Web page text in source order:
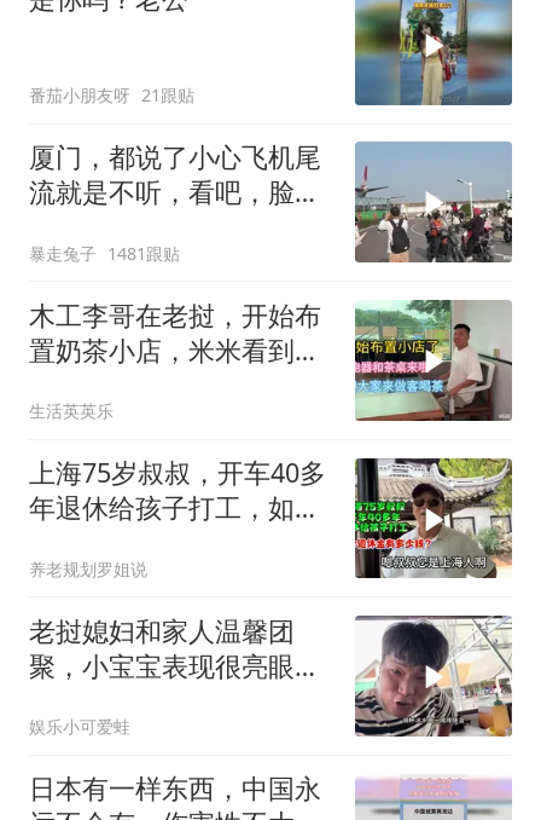
番茄小朋友呀 21跟贴
厦门，都说了小心飞机尾
流就是不听，看吧，脸都
暴走兔子 1481跟贴
木工李哥在老挝，开始布
置奶茶小店，米米看到会
生活英英乐
上海75岁叔叔，开车40多
年退休给孩子打工，如今
养老规划罗姐说
老挝媳妇和家人温馨团
聚，小宝宝表现很亮眼，
娱乐小可爱蛙
日本有一样东西，中国永